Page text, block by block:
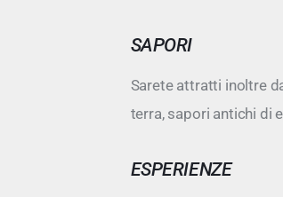
SAPORI
Sarete attratti inoltre
terra, sapori antichi di
ESPERIENZE